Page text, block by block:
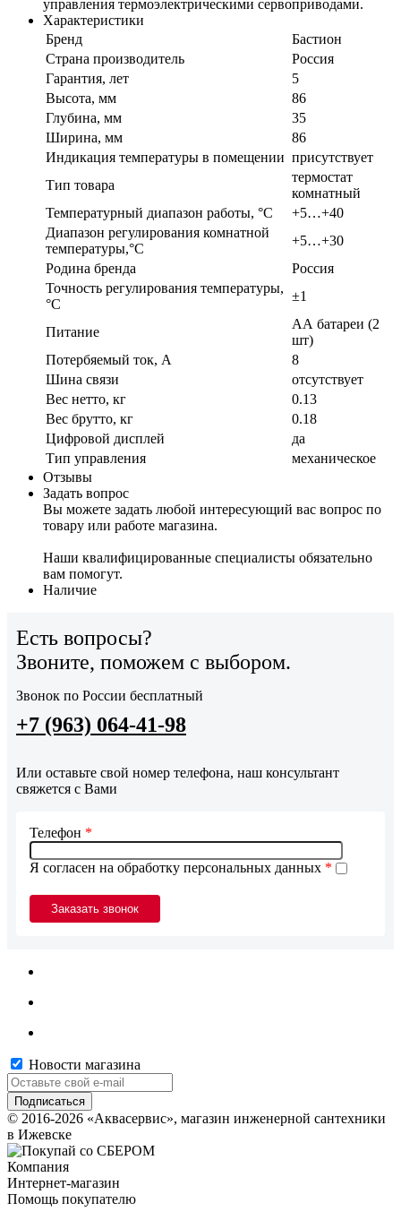
управления термоэлектрическими сервоприводами.
Характеристики
Бренд
Бастион
Страна производитель
Россия
Гарантия, лет
5
Высота, мм
86
Глубина, мм
35
Ширина, мм
86
Индикация температуры в помещении присутствует
Тип товара
термостат
комнатный
Температурный диапазон работы, °С
+5…+40
Диапазон регулирования комнатной
температуры,°С
+5…+30
Родина бренда
Россия
Точность регулирования температуры,
°С
±1
Питание
АА батареи (2
шт)
Потербяемый ток, А
8
Шина связи
отсутствует
Вес нетто, кг
0.13
Вес брутто, кг
0.18
Цифровой дисплей
да
Тип управления
механическое
Отзывы
Задать вопрос
Вы можете задать любой интересующий вас вопрос по
товару или работе магазина.
Наши квалифицированные специалисты обязательно
вам помогут.
Наличие
Есть вопросы?
Звоните, поможем с выбором.
Звонок по России бесплатный
+7 (963) 064-41-98
Или оставьте свой номер телефона, наш консультант
свяжется с Вами
Я согласен на обработку персональных данных *
Телефон *
Новости магазина
© 2016-2026 «Аквасервис», магазин инженерной сантехники
в Ижевске
Компания
Интернет-магазин
Помощь покупателю